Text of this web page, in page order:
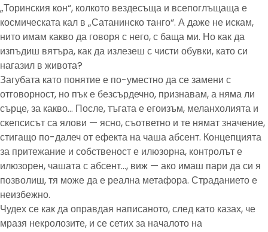
„Торинския кон“, колкото вездесъща и всепоглъщаща е
космическата кал в „Сатанинско танго“. А даже не искам,
нито имам какво да говоря с него, с баща ми. Но как да
изпъдиш вятъра, как да излезеш с чисти обувки, като си
нагазил в живота?
Загубата като понятие е по-уместно да се замени с
отговорност, но пък е безсърдечно, признавам, а няма ли
сърце, за какво… После, тъгата е егоизъм, меланхолията и
скепсисът са ялови — ясно, съответно и те нямат значение,
стигащо по-далеч от ефекта на чаша абсент. Концепцията
за притежание и собственост е илюзорна, контролът е
илюзорен, чашата с абсент…, виж — ако имаш пари да си я
позволиш, тя може да е реална метафора. Страданието е
неизбежно.
Чудех се как да оправдая написаното, след като казах, че
мразя некролозите, и се сетих за началото на